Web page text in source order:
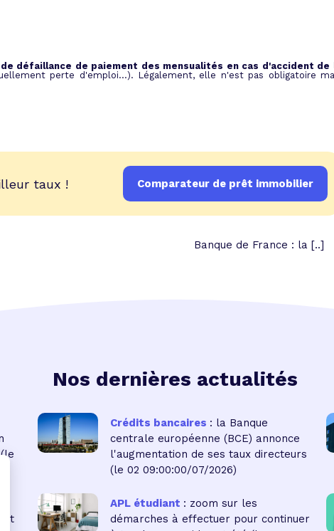
défaillance de paiement des mensualités en cas d'accident de
perte d'emploi...). Légalement, elle n'est pas obligatoire
taux ! Comparateur de prêt immobilier
Banque de France : la [..]
Nos dernières actualités
(le
Crédits bancaires : la Banque
centrale européenne (BCE) annonce
l'augmentation de ses taux directeurs
(le 02 09:00:00/07/2026)
APL étudiant : zoom sur les
démarches à effectuer pour continuer